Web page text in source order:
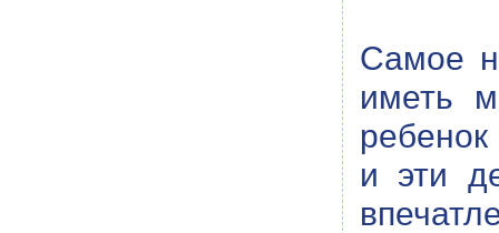
Самое
иметь
и эти